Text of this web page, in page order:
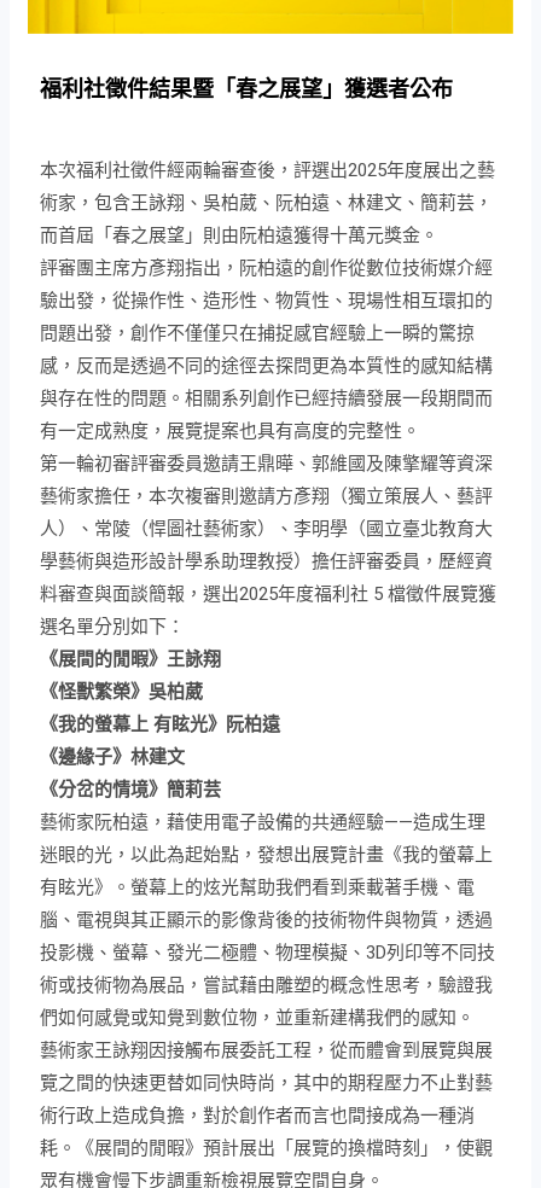
福利社徵件結果暨「春之展望」獲選者公布
本次福利社徵件經兩輪審查後，評選出2025年度展出之藝
術家，包含王詠翔、吳柏葳、阮柏遠、林建文、簡莉芸，
而首屆「春之展望」則由阮柏遠獲得十萬元獎金。
評審團主席方彥翔指出，阮柏遠的創作從數位技術媒介經
驗出發，從操作性、造形性、物質性、現場性相互環扣的
問題出發，創作不僅僅只在捕捉感官經驗上一瞬的驚掠
感，反而是透過不同的途徑去探問更為本質性的感知結構
與存在性的問題。相關系列創作已經持續發展一段期間而
有一定成熟度，展覽提案也具有高度的完整性。
第一輪初審評審委員邀請王鼎曄、郭維國及陳擎耀等資深
藝術家擔任，本次複審則邀請方彥翔（獨立策展人、藝評
人）、常陵（悍圖社藝術家）、李明學（國立臺北教育大
學藝術與造形設計學系助理教授）擔任評審委員，歷經資
料審查與面談簡報，選出2025年度福利社 5 檔徵件展覽獲
選名單分別如下：
《展間的閒暇》王詠翔
《怪獸繁榮》吳柏葳
《我的螢幕上 有眩光》阮柏遠
《邊緣子》林建文
《分岔的情境》簡莉芸
藝術家阮柏遠，藉使用電子設備的共通經驗——造成生理
迷眼的光，以此為起始點，發想出展覽計畫《我的螢幕上
有眩光》。螢幕上的炫光幫助我們看到乘載著手機、電
腦、電視與其正顯示的影像背後的技術物件與物質，透過
投影機、螢幕、發光二極體、物理模擬、3D列印等不同技
術或技術物為展品，嘗試藉由雕塑的概念性思考，驗證我
們如何感覺或知覺到數位物，並重新建構我們的感知。
藝術家王詠翔因接觸布展委託工程，從而體會到展覽與展
覽之間的快速更替如同快時尚，其中的期程壓力不止對藝
術行政上造成負擔，對於創作者而言也間接成為一種消
耗。
《展間的閒暇》預計展出「展覽的換檔時刻」，使觀
眾有機會慢下步調重新檢視展覽空間自身。